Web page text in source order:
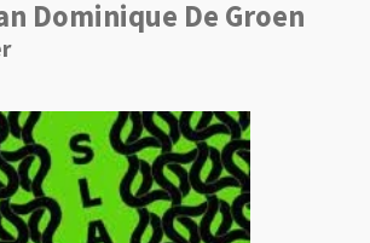
Dominique De Groen